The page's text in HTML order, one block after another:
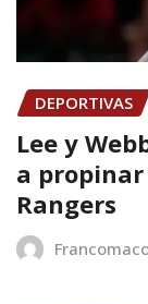
DEPORTIVAS
Lee y
a
Rangers